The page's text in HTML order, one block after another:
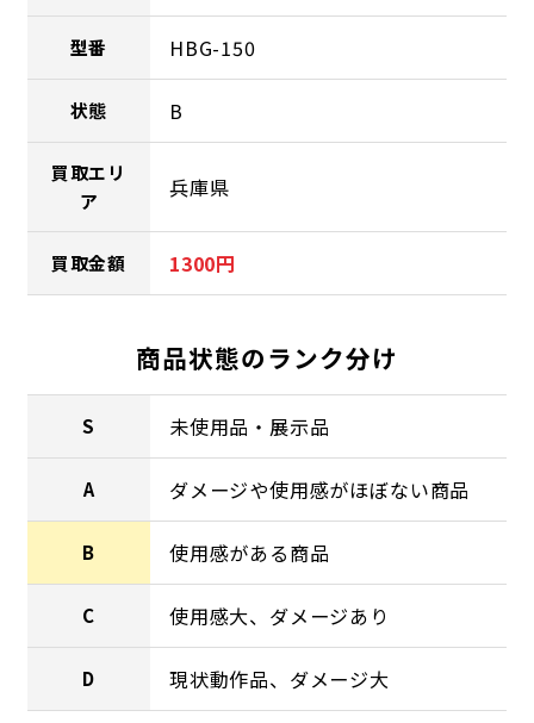
型番 HBG-150
状態 B
買取エリ
ア
兵庫県
買取金額 1300円
商品状態のランク分け
S 未使用品・展示品
A ダメージや使用感がほぼない商品
B 使用感がある商品
C 使用感大、ダメージあり
D 現状動作品、ダメージ大